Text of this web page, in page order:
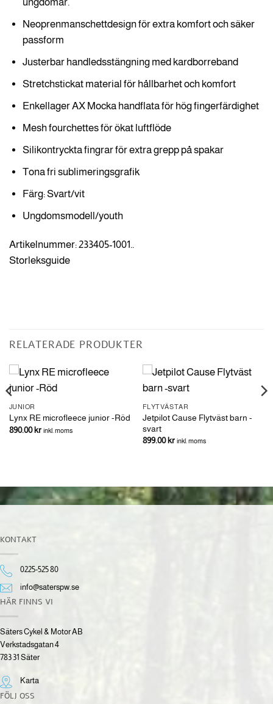
Neoprenmanschettdesign för extra komfort och säker
passform
Justerbar handledsstängning med kardborreband
Stretchstickat material för hållbarhet och komfort
Enkellager AX Mocka handflata för hög fingerfärdighet
Mesh fourchettes för ökat luftflöde
Silikontryckta fingrar för extra grepp på spakar
Tona fri sublimeringsgrafik
Färg: Svart/vit
Ungdomsmodell/youth
Artikelnummer: 233405-1001..
Storleksguide
RELATERADE PRODUKTER
JUNIOR
Lynx RE microfleece junior -Röd
890.00kr inkl. moms
FLYTVÄSTAR
Jetpilot Cause Flytväst barn -
svart
899.00kr inkl. moms
KONTAKT
0225-525 80
info@saterspw.se
HÄR FINNS VI
Säters Cykel & Motor AB
Verkstadsgatan 4
783 31 Säter
Karta
FÖLJ OSS